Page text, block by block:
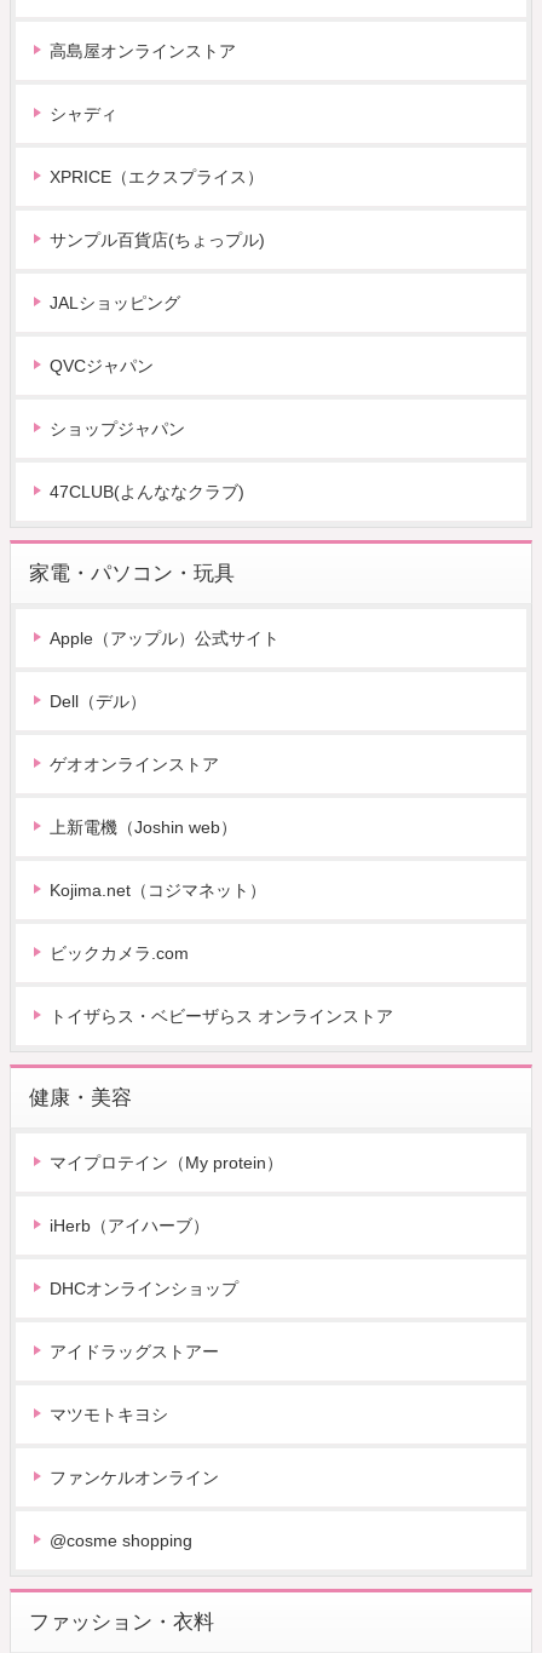
高島屋オンラインストア
シャディ
XPRICE（エクスプライス）
サンプル百貨店(ちょっプル)
JALショッピング
QVCジャパン
ショップジャパン
47CLUB(よんななクラブ)
家電・パソコン・玩具
Apple（アップル）公式サイト
Dell（デル）
ゲオオンラインストア
上新電機（Joshin web）
Kojima.net（コジマネット）
ビックカメラ.com
トイザらス・ベビーザらス オンラインストア
健康・美容
マイプロテイン（My protein）
iHerb（アイハーブ）
DHCオンラインショップ
アイドラッグストアー
マツモトキヨシ
ファンケルオンライン
@cosme shopping
ファッション・衣料